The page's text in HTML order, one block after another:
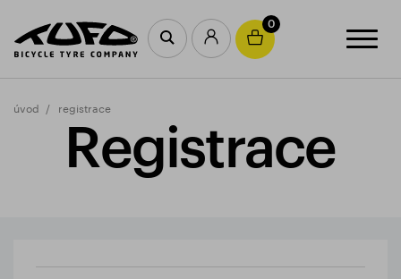
0
úvod registrace
Registrace